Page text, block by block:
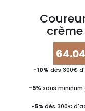
-10% dès 300€
-5% sans
-5%dès 300€